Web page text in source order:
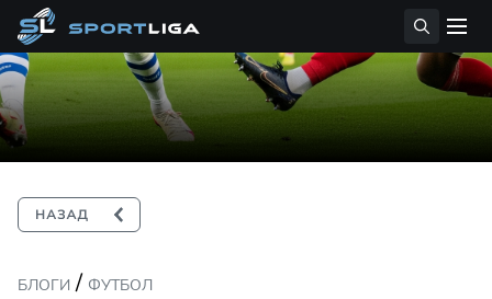
БЛОГИ / ФУТБОЛ